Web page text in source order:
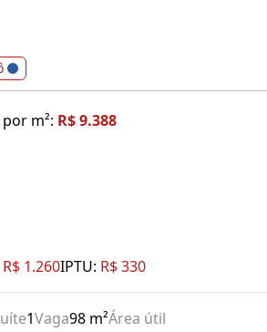
m²: R$ 9.388
R$ 1.260IPTU: R$ 330
1Vaga98 m²Área útil